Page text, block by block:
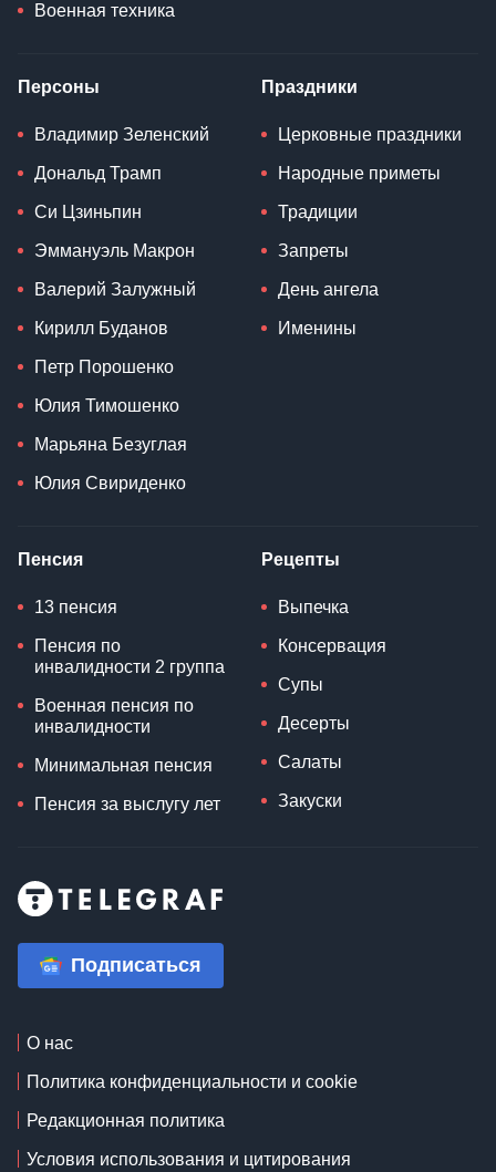
Военная техника
Персоны
Владимир Зеленский
Дональд Трамп
Си Цзиньпин
Эммануэль Макрон
Валерий Залужный
Кирилл Буданов
Петр Порошенко
Юлия Тимошенко
Марьяна Безуглая
Юлия Свириденко
Праздники
Церковные праздники
Народные приметы
Традиции
Запреты
День ангела
Именины
Пенсия
13 пенсия
Пенсия по
инвалидности 2 группа
Военная пенсия по
инвалидности
Минимальная пенсия
Пенсия за выслугу лет
Рецепты
Выпечка
Консервация
Супы
Десерты
Салаты
Закуски
Подписаться
О нас
Политика конфиденциальности и cookie
Редакционная политика
Условия использования и цитирования